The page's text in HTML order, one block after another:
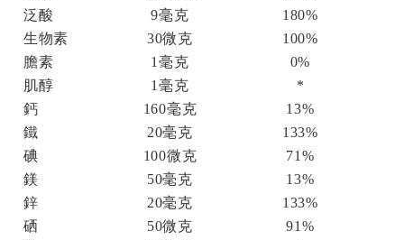
泛酸
9毫克
180%
生物素
30微克
100%
膽素
1毫克
0%
肌醇
1毫克
*
鈣
160毫克
13%
鐵
20毫克
133%
碘
100微克
71%
鎂
50毫克
13%
鋅
20毫克
133%
硒
50微克
91%